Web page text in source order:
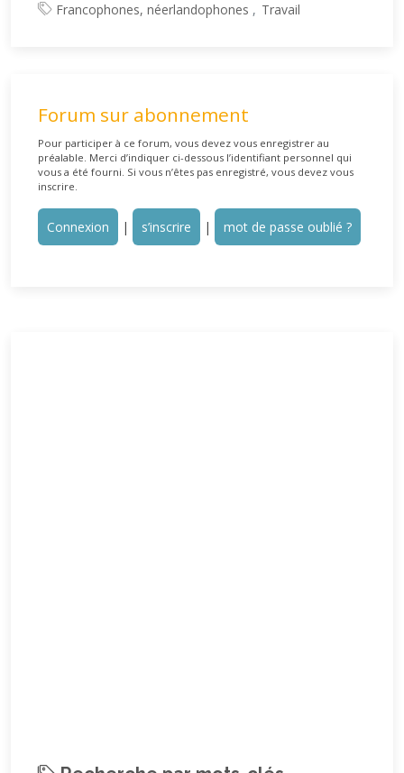
Francophones, néerlandophones Travail
Forum sur abonnement
Pour participer à ce forum, vous devez vous enregistrer au
préalable. Merci d’indiquer ci-dessous l’identifiant personnel qui
vous a été fourni. Si vous n’êtes pas enregistré, vous devez vous
inscrire.
Connexion | s’inscrire | mot de passe oublié ?